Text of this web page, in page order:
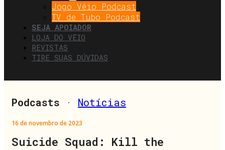
Jogo Véio Podcast
TV de Tubo Podcast
SEJA APOIADOR
LOJA DO VÉIO
REVISTAS
TIRE SUAS DÚVIDAS
Podcasts · Notícias
16 de novembro de 2023
Suicide Squad: Kill the